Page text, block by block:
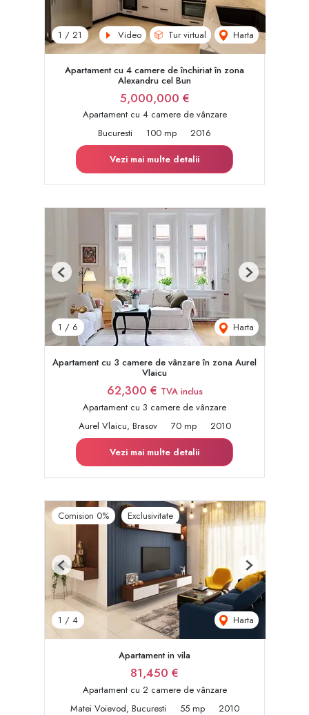
1 / 21 Video Tur virtual Harta
Apartament cu 4 camere de închiriat în zona
Alexandru cel Bun
5,000,000 €
Apartament cu 4 camere de vânzare
Bucuresti
100 mp
2016
Vezi mai multe detalii
1 / 6 Harta
Previous Next
Apartament cu 3 camere de vânzare în zona Aurel
Vlaicu
62,300 € TVA inclus
Apartament cu 3 camere de vânzare
Aurel Vlaicu, Brasov
70 mp
2010
Vezi mai multe detalii
Comision 0% Exclusivitate
1 / 4 Harta
Previous Next
Apartament in vila
81,450 €
Apartament cu 2 camere de vânzare
Matei Voievod, Bucuresti
55 mp
2010